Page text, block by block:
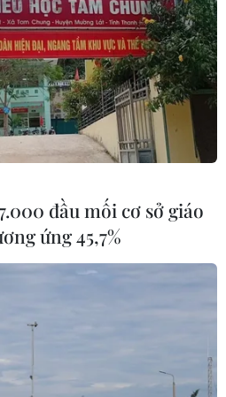
Đào tạo Nguyễn Hữu Độ kiểm tra
Yên Bái. (Ảnh: PV/Vietnam+)
vi phạm quy chế
Ủy ban Nhân dân các
trung ương, lãnh đạo
viện, cao đẳng tham gia
tập trung chỉ đạo và phối
đầu mối cơ sở giáo
ứng 45,7%